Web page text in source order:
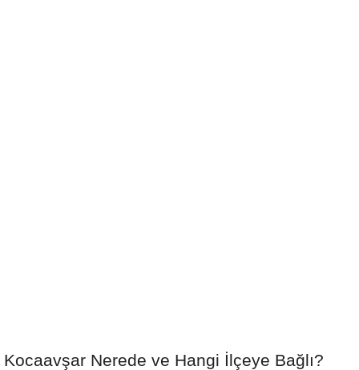
Kocaavşar Nerede ve Hangi İlçeye Bağlı?